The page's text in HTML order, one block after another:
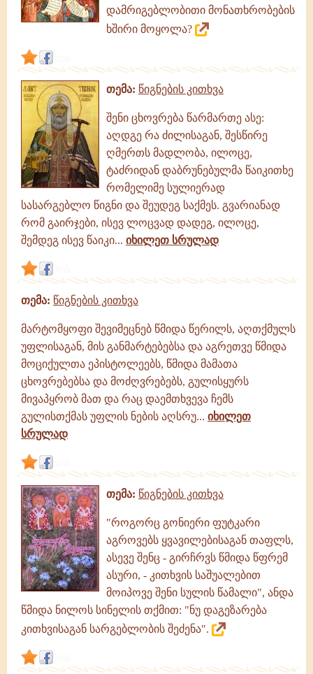
დამრიგებლობითი მონათხრობების
ხშირი მოყოლა?
თემა: წიგნების კითხვა
შენი ცხოვრება წარმართე ასე:
აღდგე რა ძილისაგან, შესწირე
ღმერთს მადლობა, ილოცე,
ტაძრიდან დაბრუნებულმა წაიკითხე
რომელიმე სულიერად
სასარგებლო წიგნი და შეუდეგ საქმეს. გვარიანად
რომ გაირჯები, ისევ ლოცვად დადეგ, ილოცე,
შემდეგ ისევ წაიკი... იხილეთ სრულად
თემა: წიგნების კითხვა
მარტომყოფი შევიმეცნებ წმიდა წერილს, აღთქმულს
უფლისაგან, მის განმარტებებსა და აგრეთვე წმიდა
მოციქულთა ეპისტოლეებს, წმიდა მამათა
ცხოვრებებსა და მოძღვრებებს, გულისყურს
მივაპყრობ მათ და რაც დაემთხვევა ჩემს
გულისთქმას უფლის ნების აღსრუ... იხილეთ
სრულად
თემა: წიგნების კითხვა
"როგორც გონიერი ფუტკარი
აგროვებს ყვავილებისაგან თაფლს,
ასევე შენც - გირჩრვს წმიდა წფრემ
ასური, - კითხვის საშუალებით
მოიპოვე შენი სულის წამალი", ანდა
წმიდა ნილოს სინელის თქმით: "ნუ დაგეზარება
კითხვისაგან სარგებლობის შეძენა".